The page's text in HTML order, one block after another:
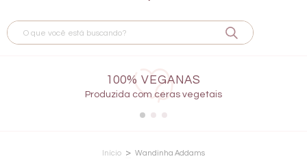
100% VEGANAS
Produzida com ceras vegetais
Início > Wandinha Addams